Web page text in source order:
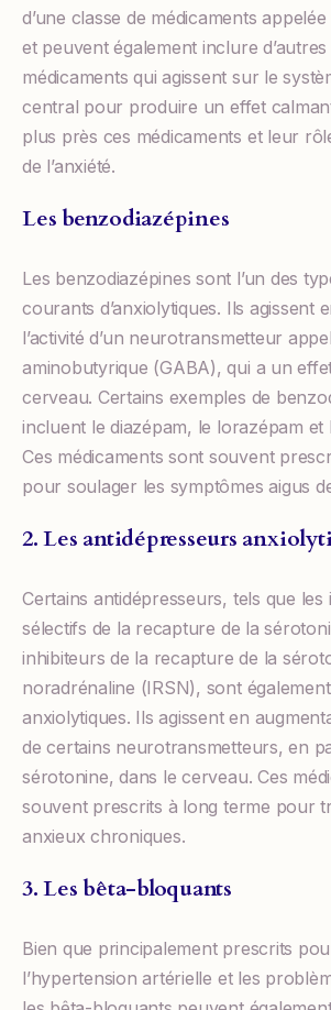
d’une classe de médicaments
et peuvent également inclure
médicaments qui agissent sur le
central pour produire un effet
plus près ces médicaments et leur
de l’anxiété.
Les benzodiazépines
Les benzodiazépines sont l’un des
courants d’anxiolytiques. Ils agissent
l’activité d’un neurotransmetteur
aminobutyrique (GABA), qui a un
cerveau. Certains exemples de
incluent le diazépam, le lorazépam et
Ces médicaments sont souvent
pour soulager les symptômes aigus
2. Les antidépresseurs
Certains antidépresseurs, tels que les
sélectifs de la recapture de la
inhibiteurs de la recapture de la
noradrénaline (IRSN), sont
anxiolytiques. Ils agissent en
de certains neurotransmetteurs, en
sérotonine, dans le cerveau. Ces
souvent prescrits à long terme pour
anxieux chroniques.
3. Les bêta-bloquants
Bien que principalement prescrits
l’hypertension artérielle et les